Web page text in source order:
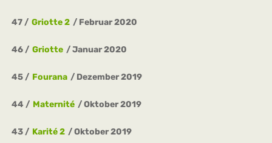
47 Griotte 2 Februar 2020
46 Griotte Januar 2020
45 Fourana Dezember 2019
44 Maternité Oktober 2019
43 Karité 2 Oktober 2019